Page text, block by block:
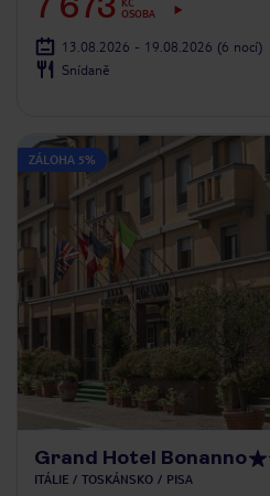
KČ
OSOBA
13.08.2026 - 19.08.2026 (6 nocí)
Snídaně
ZÁLOHA 5%
Grand Hotel Bonanno
ITÁLIE TOSKÁNSKO PISA